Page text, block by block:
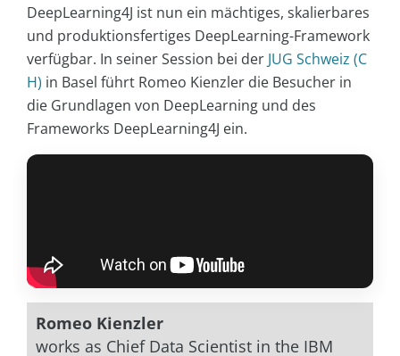
DeepLearning4J ist nun ein mächtiges, skalierbares
und produktionsfertiges DeepLearning-Framework
verfügbar. In seiner Session bei der JUG Schweiz (C
H) in Basel führt Romeo Kienzler die Besucher in
die Grundlagen von DeepLearning und des
Frameworks DeepLearning4J ein.
Romeo Kienzler
works as Chief Data Scientist in the IBM